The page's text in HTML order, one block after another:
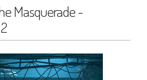
Masquerade -